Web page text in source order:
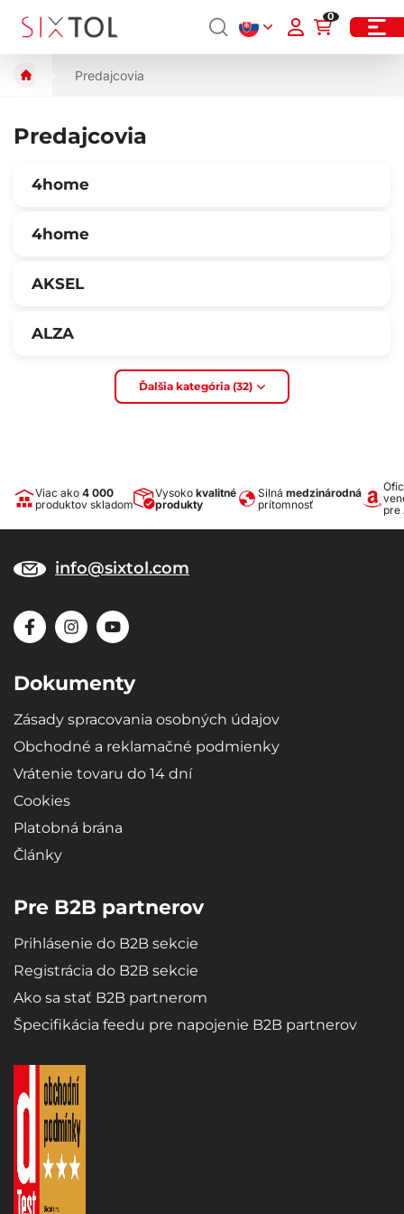
0
Predajcovia
Predajcovia
4home
4home
AKSEL
ALZA
Ďalšia kategória (32)
Viac ako 4 000
produktov skladom
Vysoko kvalitné
produkty
Silná medzinárodná
prítomnosť
pre
info@sixtol.com
Dokumenty
Zásady spracovania osobných údajov
Obchodné a reklamačné podmienky
Vrátenie tovaru do 14 dní
Cookies
Platobná brána
Články
Pre B2B partnerov
Prihlásenie do B2B sekcie
Registrácia do B2B sekcie
Ako sa stať B2B partnerom
Špecifikácia feedu pre napojenie B2B partnerov